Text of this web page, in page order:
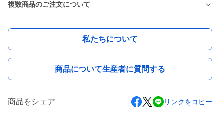
複数商品のご注文について
私たちについて
商品について生産者に質問する
商品をシェア リンクをコピー